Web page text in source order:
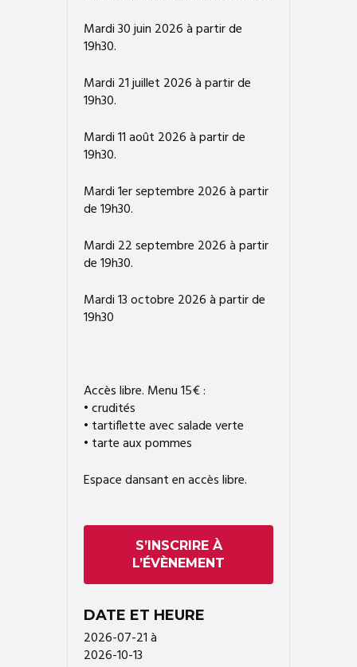
Mardi 30 juin 2026 à partir de
19h30.
Mardi 21 juillet 2026 à partir de
19h30.
Mardi 11 août 2026 à partir de
19h30.
Mardi 1er septembre 2026 à partir
de 19h30.
Mardi 22 septembre 2026 à partir
de 19h30.
Mardi 13 octobre 2026 à partir de
19h30
Accès libre. Menu 15€ :
• crudités
• tartiflette avec salade verte
• tarte aux pommes
Espace dansant en accès libre.
S’INSCRIRE À
L’ÉVÈNEMENT
DATE ET HEURE
2026-07-21à
2026-10-13